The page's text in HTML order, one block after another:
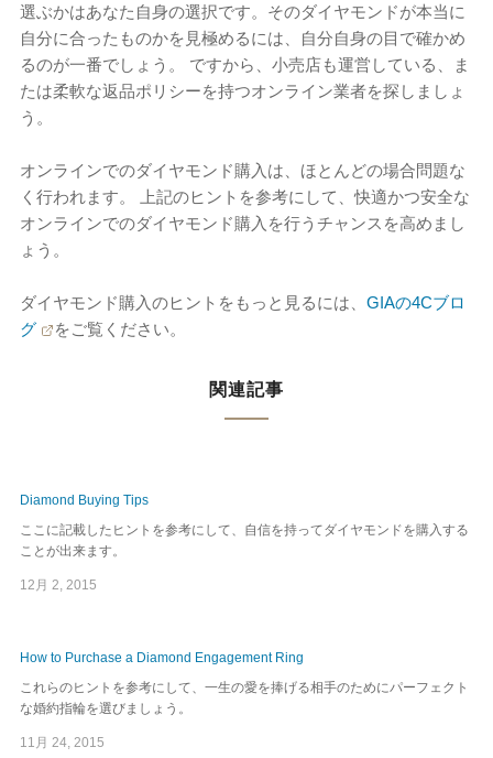
選ぶかはあなた自身の選択です。そのダイヤモンドが本当に
自分に合ったものかを見極めるには、自分自身の目で確かめ
るのが一番でしょう。 ですから、小売店も運営している、ま
たは柔軟な返品ポリシーを持つオンライン業者を探しましょ
う。
オンラインでのダイヤモンド購入は、ほとんどの場合問題な
く行われます。 上記のヒントを参考にして、快適かつ安全な
オンラインでのダイヤモンド購入を行うチャンスを高めまし
ょう。
ダイヤモンド購入のヒントをもっと見るには、 GIAの4Cブロ
グ
をご覧ください。
関連記事
Diamond Buying Tips
ここに記載したヒントを参考にして、自信を持ってダイヤモンドを購入する
ことが出来ます。
12月 2, 2015
How to Purchase a Diamond Engagement Ring
これらのヒントを参考にして、一生の愛を捧げる相手のためにパーフェクト
な婚約指輪を選びましょう。
11月 24, 2015